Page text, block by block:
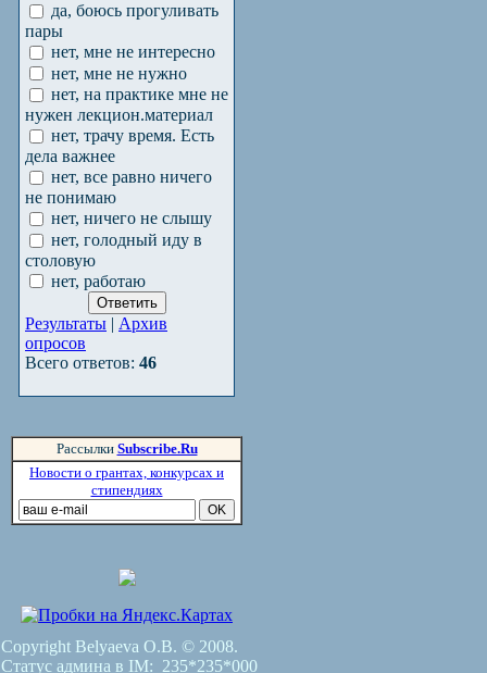
да, боюсь прогуливать
пары
нет, мне не интересно
нет, мне не нужно
нет, на практике мне не
нужен лекцион.материал
нет, трачу время. Есть
дела важнее
нет, все равно ничего
не понимаю
нет, ничего не слышу
нет, голодный иду в
столовую
нет, работаю
Результаты | Архив
опросов
Всего ответов: 46
Рассылки Subscribe.Ru
Новости о грантах, конкурсах и
стипендиях
Copyright Belyaeva O.B. © 2008.
Статус админа в IM: 235*235*000